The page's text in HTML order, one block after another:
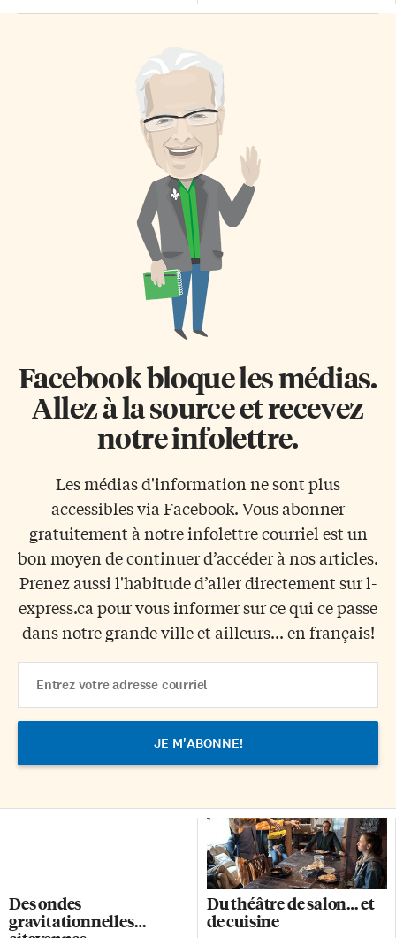
plus facile et plus rapide pour
les familles d’avoir accès à des
services. Le programme veut
aussi aider les enfants qui
reçoivent des services de
thérapie intensive au cours des
premières années clés de leur
développement. La transition
vers le nouveau programme se
l’idée de donner aux 444
municipalités ontariennes la
possibilité d’utiliser le scrutin
préférentiel. Ce système, déjà
utilisé par la plupart de nos
partis politiques, mais par
aucune juridiction du pays,
permet à un électeur de classer
les candidats en ordre de
préférence. Un candidat ne
peut […]
Facebook bloque les médias.
Allez à la source et recevez
notre infolettre.
Les médias d'information ne sont plus
accessibles via Facebook. Vous abonner
gratuitement à notre infolettre courriel est un
bon moyen de continuer d’accéder à nos articles.
Prenez aussi l'habitude d’aller directement sur l-
express.ca pour vous informer sur ce qui ce passe
dans notre grande ville et ailleurs... en français!
Address
Des ondes
gravitationnelles…
Du théâtre de salon… et
de cuisine